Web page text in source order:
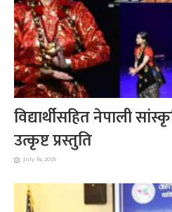
विद्यार्थीसहित नेपाली
उत्कृष्ट प्रस्तुति
July 18, 2026